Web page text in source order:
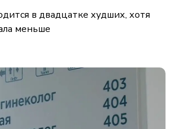
в двадцатке худших, хотя
меньше